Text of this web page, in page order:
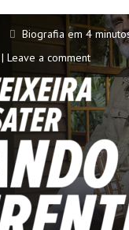
Biografia em 4
Leave a comment